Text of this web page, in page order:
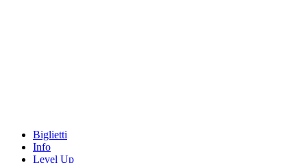
Biglietti
Info
Level Up